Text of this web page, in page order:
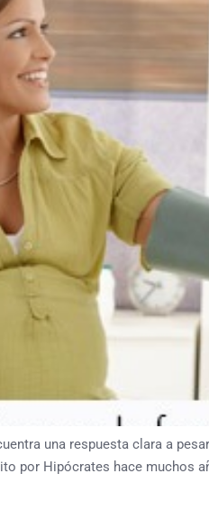
una respuesta clara a
por Hipócrates hace muchos